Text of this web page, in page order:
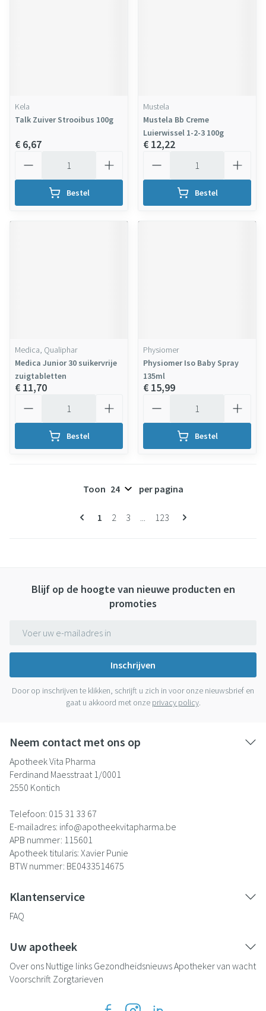
Kela
Talk Zuiver Strooibus 100g
€ 6,67
Bestel
Mustela
Mustela Bb Creme
Luierwissel 1-2-3 100g
€ 12,22
Bestel
Medica, Qualiphar
Medica Junior 30 suikervrije
zuigtabletten
€ 11,70
Bestel
Physiomer
Physiomer Iso Baby Spray
135ml
€ 15,99
Bestel
Pagina's
U lees momenteel pagina
1 Pagina
2 Pagina
3 ... Pagina
123
Toon per pagina
Blijf op de hoogte van nieuwe producten en
promoties
Inschrijven
Door op inschrijven te klikken, schrijft u zich in voor onze nieuwsbrief en
gaat u akkoord met onze privacy policy.
Neem contact met ons op
Apotheek Vita Pharma
Ferdinand Maesstraat 1/0001
2550 Kontich
Telefoon: 015 31 33 67
E-mailadres: info@apotheekvitapharma.be
APB nummer: 115601
Apotheek titularis: Xavier Punie
BTW nummer: BE0433514675
Klantenservice
FAQ
Uw apotheek
Over ons Nuttige links GezondheidsnieuwsApotheker van wacht
Voorschrift Zorgtarieven